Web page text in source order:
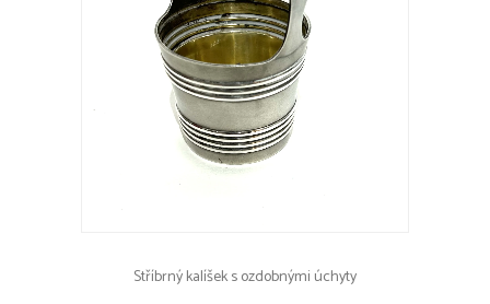
Stříbrný kalíšek s ozdobnými úchyty